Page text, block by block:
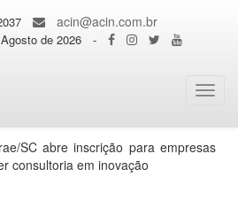
acin@acin.com.br
de 2026 -
SC abre inscrição para empresas
consultoria em inovação